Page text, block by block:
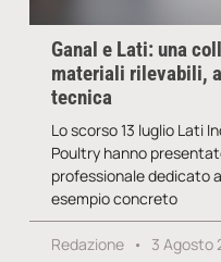
Ganal e Lati: una
materiali rilevabili,
tecnica
Lo scorso 13 luglio Lati
Poultry hanno
professionale dedicato
esempio concreto
Redazione 3 Agosto